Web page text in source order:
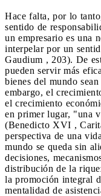
Hace falta, por lo
sentido de
un empresario es una
interpelar por un
Gaudium , 203). De
pueden servir más
bienes del mundo
embargo, el
el crecimiento
en primer lugar, "una
(Benedicto XVI ,
perspectiva de una
mundo se queda sin
decisiones,
distribución de la
la promoción integral
mentalidad de